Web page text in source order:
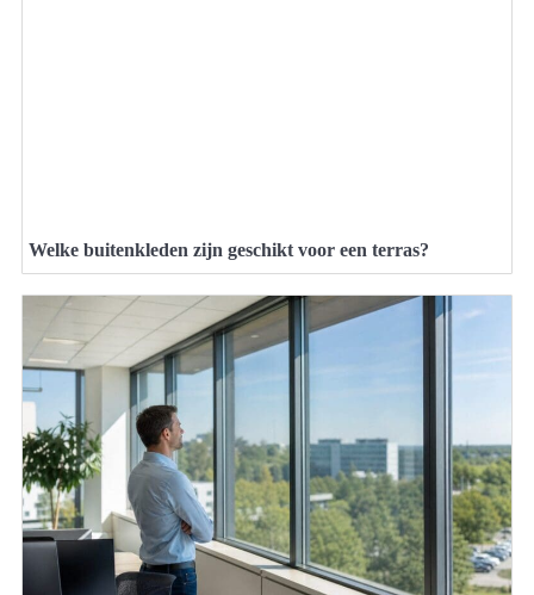
Welke buitenkleden zijn geschikt voor een terras?